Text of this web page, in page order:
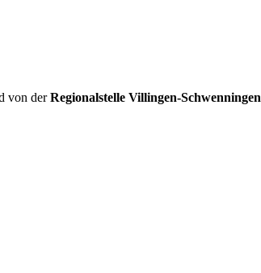
von derRegionalstelle Villingen-Schwenningen